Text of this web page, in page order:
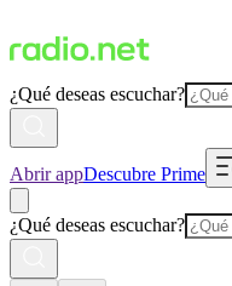
¿Qué deseas escuchar?
Abrir appDescubre Prime
¿Qué deseas escuchar?